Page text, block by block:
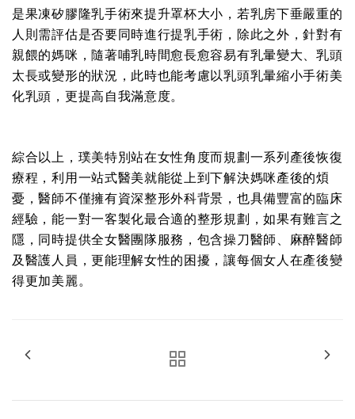
是果凍矽膠隆乳手術來提升罩杯大小，若乳房下垂嚴重的
人則需評估是否要同時進行提乳手術，除此之外，針對有
親餵的媽咪，隨著哺乳時間愈長愈容易有乳暈變大、乳頭
太長或變形的狀況，此時也能考慮以乳頭乳暈縮小手術美
化乳頭，更提高自我滿意度。
綜合以上，璞美特別站在女性角度而規劃一系列產後恢復
療程，利用一站式醫美就能從上到下解決媽咪產後的煩
憂，醫師不僅擁有資深整形外科背景，也具備豐富的臨床
經驗，能一對一客製化最合適的整形規劃，如果有難言之
隱，同時提供全女醫團隊服務，包含操刀醫師、麻醉醫師
及醫護人員，更能理解女性的困擾，讓每個女人在產後變
得更加美麗。